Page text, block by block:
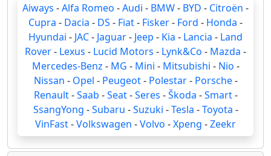
Aiways -Alfa Romeo -Audi - BMW- BYD - Citroën -
Cupra - Dacia - DS - Fiat- Fisker- Ford - Honda -
Hyundai - JAC- Jaguar- Jeep - Kia - Lancia - Land
Rover- Lexus - Lucid Motors - Lynk&Co - Mazda -
Mercedes-Benz - MG - Mini - Mitsubishi - Nio -
Nissan - Opel - Peugeot- Polestar- Porsche-
Renault-Saab -Seat-Seres -Škoda -Smart-
SsangYong -Subaru -Suzuki -Tesla -Toyota -
VinFast-Volkswagen -Volvo -Xpeng -Zeekr